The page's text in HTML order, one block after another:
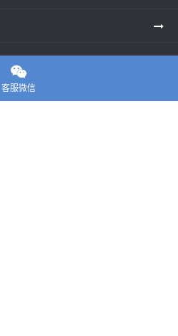

客服微信